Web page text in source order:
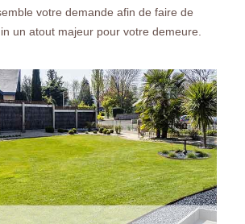
votre demande afin de faire de
un atout majeur pour votre demeure.